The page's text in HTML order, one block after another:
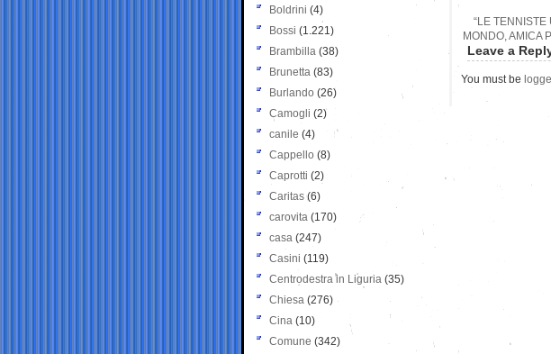
“LE
MONDO, AMICA
Leave a
You must be
Boldrini (4)
Bossi (1.221)
Brambilla (38)
Brunetta (83)
Burlando (26)
Camogli (2)
canile (4)
Cappello (8)
Caprotti (2)
Caritas (6)
carovita (170)
casa (247)
Casini (119)
Centrodestra in Liguria (35)
Chiesa (276)
Cina (10)
Comune (342)